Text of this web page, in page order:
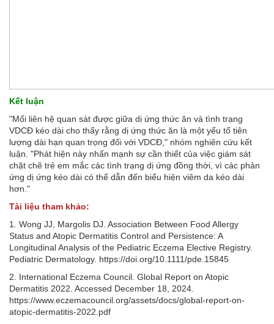
Kết luận
"Mối liên hệ quan sát được giữa dị ứng thức ăn và tình trạng
VDCĐ kéo dài cho thấy rằng dị ứng thức ăn là một yếu tố tiên
lượng dài hạn quan trọng đối với VDCĐ," nhóm nghiên cứu kết
luận. "Phát hiện này nhấn mạnh sự cần thiết của việc giám sát
chặt chẽ trẻ em mắc các tình trạng dị ứng đồng thời, vì các phản
ứng dị ứng kéo dài có thể dẫn đến biểu hiện viêm da kéo dài
hơn."
Tài liệu tham khảo:
1. Wong JJ, Margolis DJ. Association Between Food Allergy
Status and Atopic Dermatitis Control and Persistence: A
Longitudinal Analysis of the Pediatric Eczema Elective Registry.
Pediatric Dermatology. https://doi.org/10.1111/pde.15845
2. International Eczema Council. Global Report on Atopic
Dermatitis 2022. Accessed December 18, 2024.
https://www.eczemacouncil.org/assets/docs/global-report-on-
atopic-dermatitis-2022.pdf